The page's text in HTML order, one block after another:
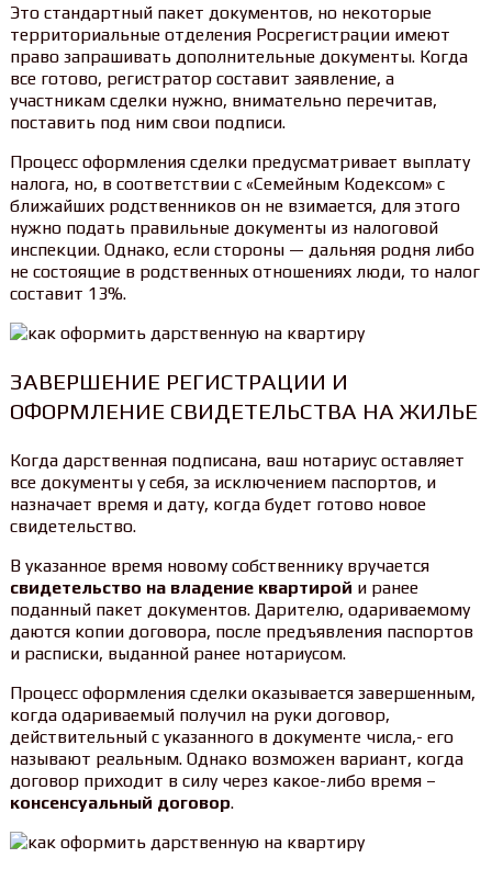
Это стандартный пакет документов, но некоторые
территориальные отделения Росрегистрации имеют
право запрашивать дополнительные документы. Когда
все готово, регистратор составит заявление, а
участникам сделки нужно, внимательно перечитав,
поставить под ним свои подписи.
Процесс оформления сделки предусматривает выплату
налога, но, в соответствии с «Семейным Кодексом» с
ближайших родственников он не взимается, для этого
нужно подать правильные документы из налоговой
инспекции. Однако, если стороны — дальняя родня либо
не состоящие в родственных отношениях люди, то налог
составит 13%.
ЗАВЕРШЕНИЕ РЕГИСТРАЦИИ И
ОФОРМЛЕНИЕ СВИДЕТЕЛЬСТВА НА ЖИЛЬЕ
Когда дарственная подписана, ваш нотариус оставляет
все документы у себя, за исключением паспортов, и
назначает время и дату, когда будет готово новое
свидетельство.
В указанное время новому собственнику вручается
свидетельство на владение квартирой и ранее
поданный пакет документов. Дарителю, одариваемому
даются копии договора, после предъявления паспортов
и расписки, выданной ранее нотариусом.
Процесс оформления сделки оказывается завершенным,
когда одариваемый получил на руки договор,
действительный с указанного в документе числа,- его
называют реальным. Однако возможен вариант, когда
договор приходит в силу через какое-либо время –
консенсуальный договор.